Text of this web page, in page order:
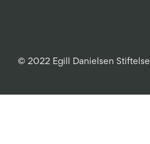
© 2022 Egill Danielsen Stiftelse